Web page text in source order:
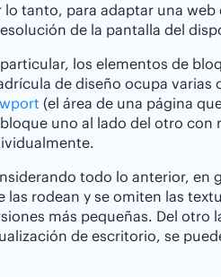
lo tanto, para adaptar una
de la pantalla del
los elementos de
de diseño ocupa varias
(el área de una página
uno al lado del otro con
todo lo anterior, en
las rodean y se omiten las
más pequeñas. Del otro
de escritorio, se